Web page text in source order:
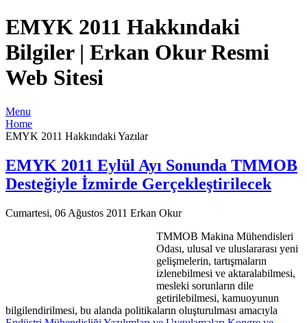
EMYK 2011 Hakkındaki
Bilgiler | Erkan Okur Resmi
Web Sitesi
Menu
Home
EMYK 2011 Hakkındaki Yazılar
EMYK 2011 Eylül Ayı Sonunda TMMOB
Desteğiyle İzmirde Gerçekleştirilecek
Cumartesi, 06 Ağustos 2011 Erkan Okur
TMMOB Makina Mühendisleri
Odası, ulusal ve uluslararası yeni
gelişmelerin, tartışmaların
izlenebilmesi ve aktaralabilmesi,
mesleki sorunların dile
getirilebilmesi, kamuoyunun
bilgilendirilmesi, bu alanda politikaların oluşturulması amacıyla